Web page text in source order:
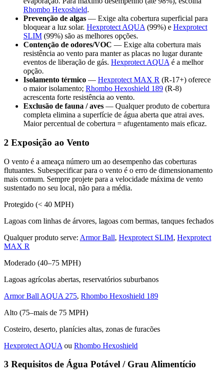
Rhombo Hexoshield.
Prevenção de algas — Exige alta cobertura superficial para
bloquear a luz solar. Hexprotect AQUA (99%) e Hexprotect
SLIM (99%) são as melhores opções.
Contenção de odores/VOC — Exige alta cobertura mais
resistência ao vento para manter as placas no lugar durante
eventos de liberação de gás. Hexprotect AQUA é a melhor
opção.
Isolamento térmico — Hexprotect MAX R (R-17+) oferece
o maior isolamento; Rhombo Hexoshield 189 (R-8)
acrescenta forte resistência ao vento.
Exclusão de fauna / aves — Qualquer produto de cobertura
completa elimina a superfície de água aberta que atrai aves.
Maior percentual de cobertura = afugentamento mais eficaz.
2 Exposição ao Vento
O vento é a ameaça número um ao desempenho das coberturas
flutuantes. Subespecificar para o vento é o erro de dimensionamento
mais comum. Sempre projete para a velocidade máxima de vento
sustentado no seu local, não para a média.
Protegido (< 40 MPH)
Lagoas com linhas de árvores, lagoas com bermas, tanques fechados
Qualquer produto serve: Armor Ball, Hexprotect SLIM, Hexprotect
MAX R
Moderado (40–75 MPH)
Lagoas agrícolas abertas, reservatórios suburbanos
Armor Ball AQUA 275, Rhombo Hexoshield 189
Alto (75–mais de 75 MPH)
Costeiro, deserto, planícies altas, zonas de furacões
Hexprotect AQUA ou Rhombo Hexoshield
3 Requisitos de Água Potável / Grau Alimentício